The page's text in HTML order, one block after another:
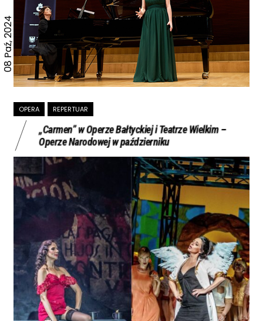
08 Paź, 2024
OPERA REPERTUAR
„Carmen” w Operze Bałtyckiej i Teatrze Wielkim –
Operze Narodowej w październiku